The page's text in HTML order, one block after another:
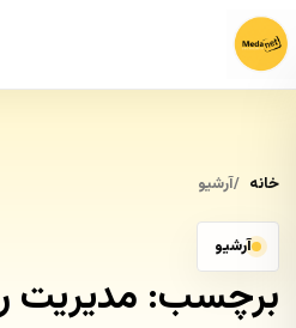
خانه آرشیو
آرشیو
برچسب: مدیریت